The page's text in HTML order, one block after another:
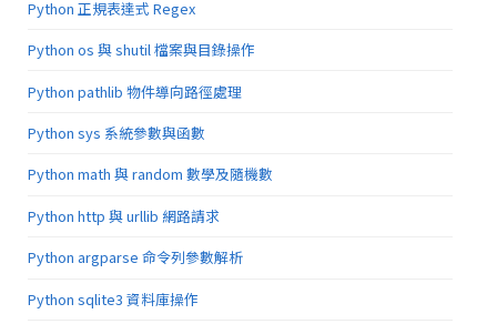
Python 正規表達式 Regex
Python os 與 shutil 檔案與目錄操作
Python pathlib 物件導向路徑處理
Python sys 系統參數與函數
Python math 與 random 數學及隨機數
Python http 與 urllib 網路請求
Python argparse 命令列參數解析
Python sqlite3 資料庫操作